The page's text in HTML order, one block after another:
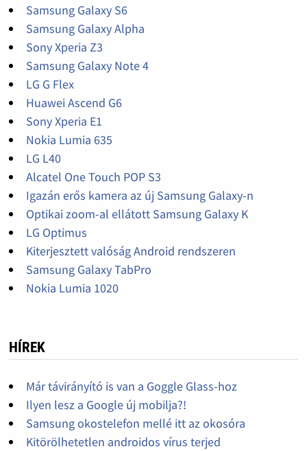
Samsung Galaxy S6
Samsung Galaxy Alpha
Sony Xperia Z3
Samsung Galaxy Note 4
LG G Flex
Huawei Ascend G6
Sony Xperia E1
Nokia Lumia 635
LG L40
Alcatel One Touch POP S3
Igazán erős kamera az új Samsung Galaxy-n
Optikai zoom-al ellátott Samsung Galaxy K
LG Optimus
Kiterjesztett valóság Android rendszeren
Samsung Galaxy TabPro
Nokia Lumia 1020
HÍREK
Már távirányító is van a Goggle Glass-hoz
Ilyen lesz a Google új mobilja?!
Samsung okostelefon mellé itt az okosóra
Kitörölhetetlen androidos vírus terjed